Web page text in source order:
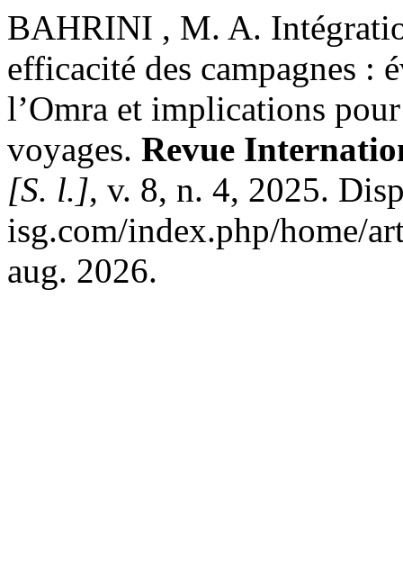
BAHRINI , M. A.
efficacité des campagnes :
l’Omra et implications
voyages. Revue
[S. l.], v. 8, n. 4, 2025.
isg.com/index.php/home/
aug. 2026.